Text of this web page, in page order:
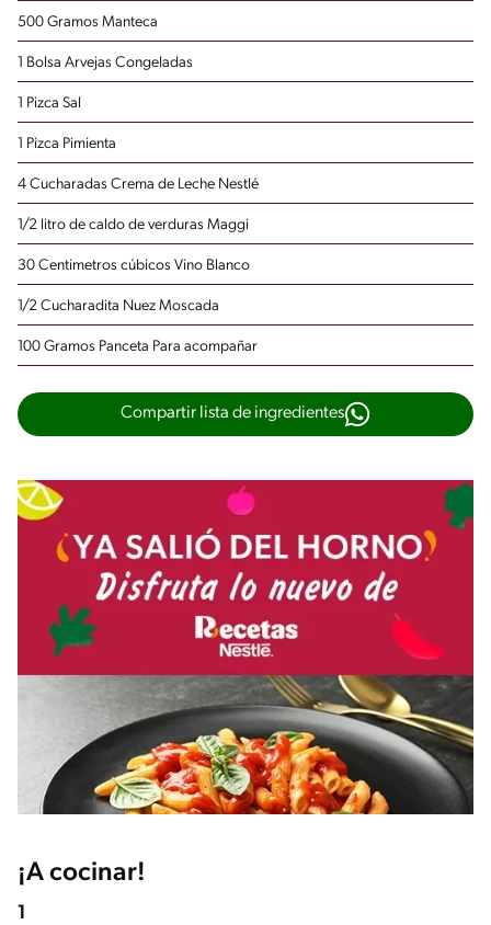
500 Gramos Manteca
1 Bolsa Arvejas Congeladas
1 Pizca Sal
1 Pizca Pimienta
4 Cucharadas Crema de Leche Nestlé
1/2 litro de caldo de verduras Maggi
30 Centimetros cúbicos Vino Blanco
1/2 Cucharadita Nuez Moscada
100 Gramos Panceta Para acompañar
Compartir lista de ingredientes
¡A cocinar!
1